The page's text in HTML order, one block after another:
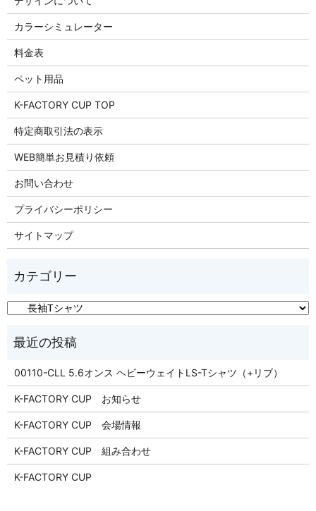
カラーシミュレーター
料金表
ペット用品
K-FACTORY CUP TOP
特定商取引法の表示
WEB簡単お見積り依頼
お問い合わせ
プライバシーポリシー
サイトマップ
00110-CLL 5.6オンス ヘビーウェイトLS-Tシャツ（+リブ）
K-FACTORY CUP お知らせ
K-FACTORY CUP 会場情報
K-FACTORY CUP 組み合わせ
K-FACTORY CUP